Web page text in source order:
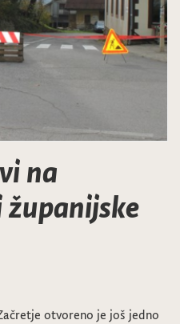
na
otvoreno je još jedno